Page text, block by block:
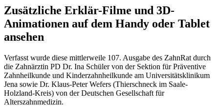
Zusätzliche Erklär-Filme und 3D-
Animationen auf dem Handy oder Tablet
ansehen
Verfasst wurde diese mittlerweile 107. Ausgabe des ZahnRat durch
die Zahnärztin PD Dr. Ina Schüler von der Sektion für Präventive
Zahnheilkunde und Kinderzahnheilkunde am Universitätsklinikum
Jena sowie Dr. Klaus-Peter Wefers (Thierschneck im Saale-
Holzland-Kreis) von der Deutschen Gesellschaft für
Alterszahnmedizin.